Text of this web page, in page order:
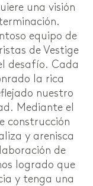
una visión
equipo de
de Vestige
desafío. Cada
la rica
nuestro
Mediante el
construcción
y arenisca
de
logrado que
y tenga una